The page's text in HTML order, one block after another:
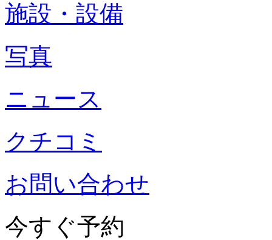
施設・設備
写真
ニュース
クチコミ
お問い合わせ
今すぐ予約